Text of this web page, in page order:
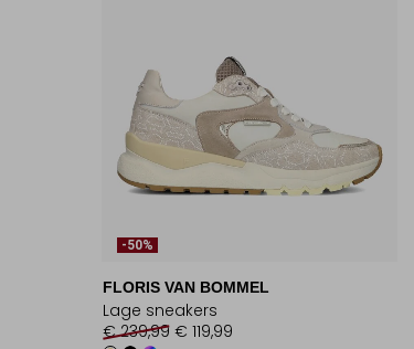
-50%
FLORIS VAN BOMMEL
Lage sneakers
€ 239,99 € 119,99